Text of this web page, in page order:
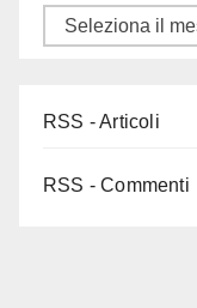
RSS - Articoli
RSS - Commenti